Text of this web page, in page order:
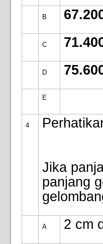
B
C
D
E
4
Jika
panjang
A 2 cm